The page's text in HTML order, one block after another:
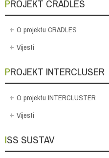
PROJEKT CRADLES
O projektu CRADLES
Vijesti
PROJEKT INTERCLUSER
O projektu INTERCLUSTER
Vijesti
ISS SUSTAV